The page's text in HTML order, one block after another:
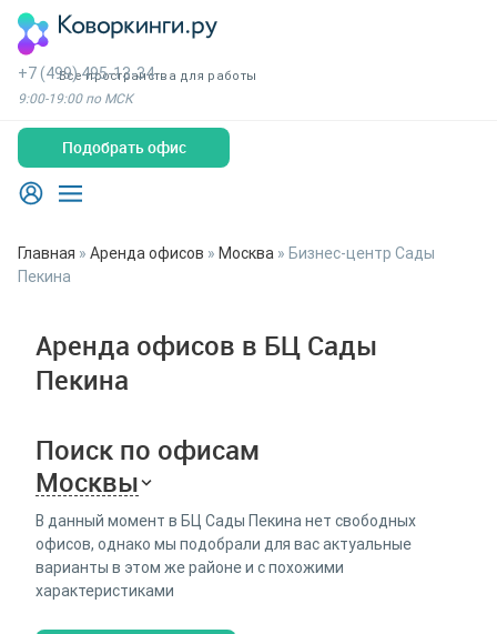
Все пространства для работы
+7 (499) 495-13-34
9:00-19:00 по МСК
Подобрать офис
Главная » Аренда офисов » Москва » Бизнес-центр Сады
Пекина
Аренда офисов в БЦ Сады
Пекина
Поиск по офисам
Москвы
В данный момент в БЦ Сады Пекина нет свободных
офисов, однако мы подобрали для вас актуальные
варианты в этом же районе и с похожими
характеристиками